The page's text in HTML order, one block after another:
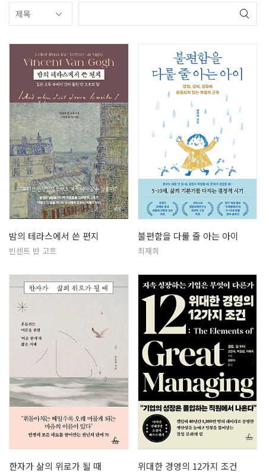
밤의 테라스에서 쓴 편지
빈센트 반 고흐
불편함을 다룰 줄 아는 아이
최재희
한자가 삶의 위로가 될 때 위대한 경영의 12가지 조건